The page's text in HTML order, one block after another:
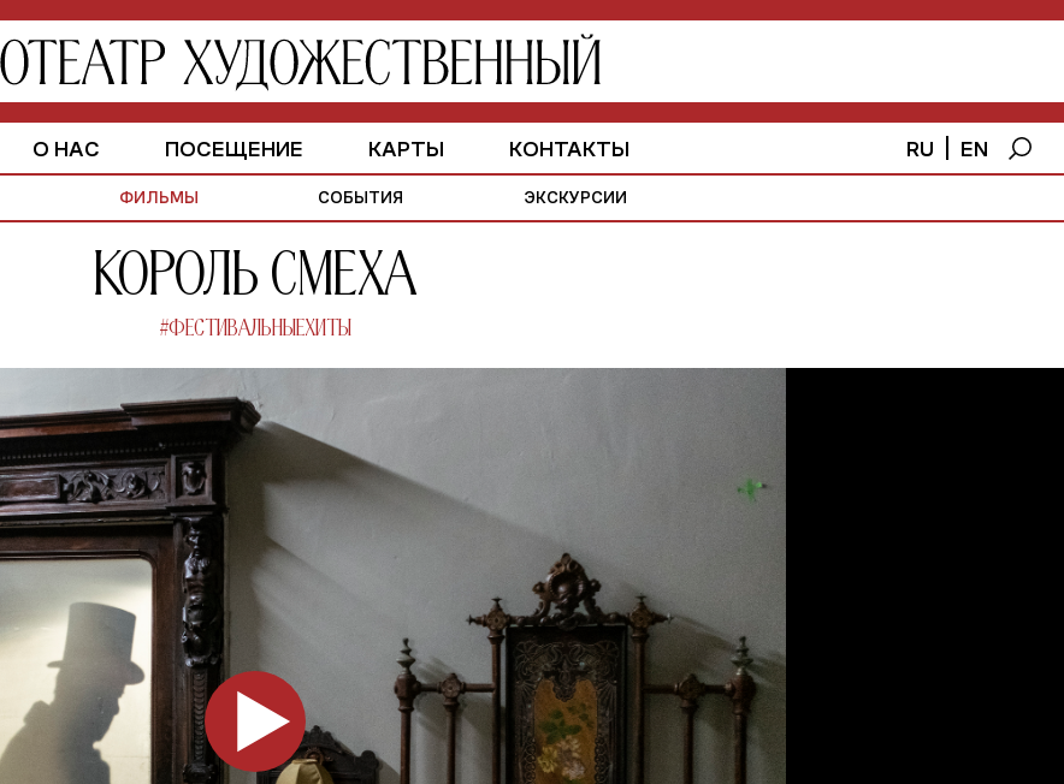
ФИЛЬМЫ СОБЫТИЯ ЭКСКУРСИИ
О НАС
ЗАЛЫ ИСТОРИЯ ПАРТНЕРАМ
ПОСЕЩЕНИЕ КАРТЫ КОНТАКТЫ RU EN
Король смеха
#ФЕСТИВАЛЬНЫЕХИТЫ